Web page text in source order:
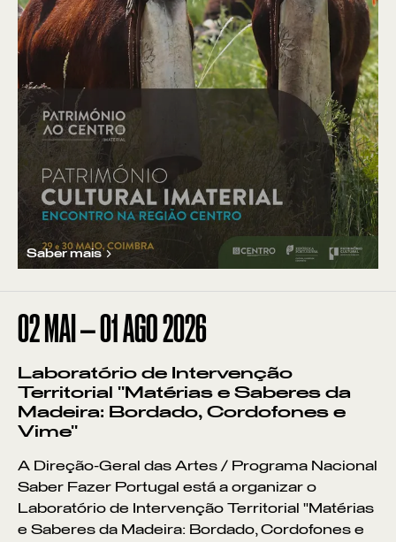
Saber mais
02 MAI —01 AGO2026
Laboratório de Intervenção
Territorial "Matérias e Saberes da
Madeira: Bordado, Cordofones e
Vime"
A Direção-Geral das Artes / Programa Nacional
Saber Fazer Portugal está a organizar o
Laboratório de Intervenção Territorial "Matérias
e Saberes da Madeira: Bordado, Cordofones e